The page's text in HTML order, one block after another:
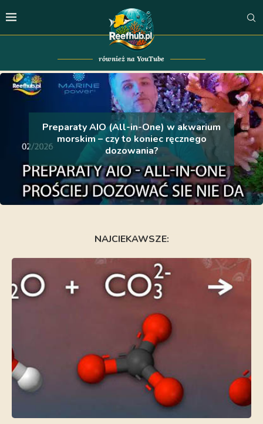
również na YouTube
Preparaty AIO (All-in-One) w akwarium
morskim – czy to koniec ręcznego
dozowania?
NAJCIEKAWSZE: